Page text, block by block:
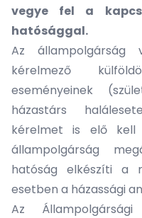
vegye fel a
hatósággal.
Az állampolgárság
kérelmező
eseményeinek
házastárs
kérelmet is elő kell
állampolgárság
hatóság elkészíti a
esetben a házassági
Az